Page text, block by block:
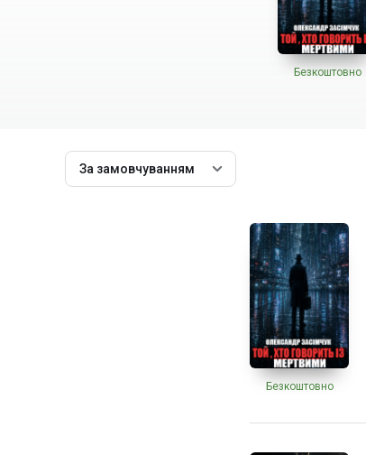
Безкоштовно
За замовчуванням
Безкоштовно